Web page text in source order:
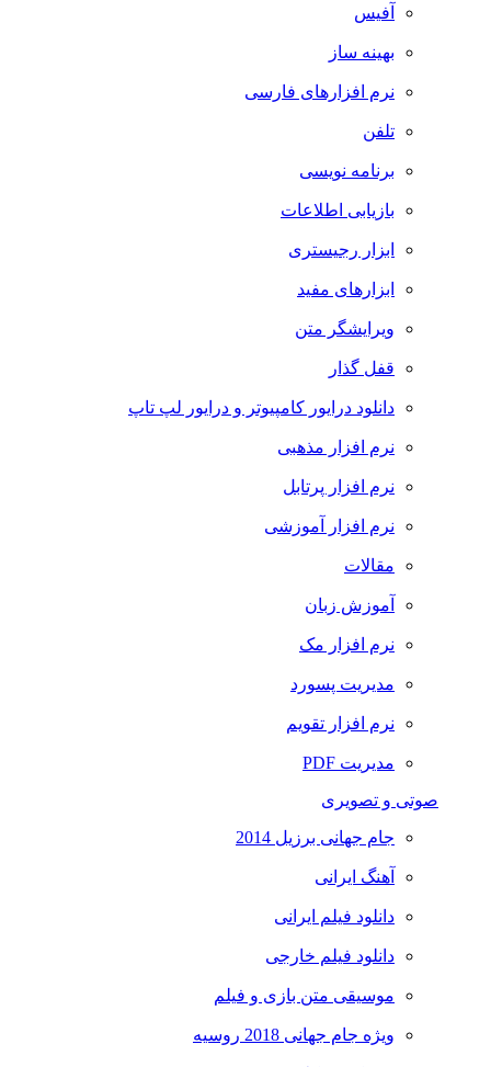
آفیس
بهینه ساز
نرم افزارهای فارسی
تلفن
برنامه نویسی
بازیابی اطلاعات
ابزار رجیستری
ابزارهای مفید
ویرایشگر متن
قفل گذار
دانلود درایور کامپیوتر و درایور لپ تاپ
نرم افزار مذهبی
نرم افزار پرتابل
نرم افزار آموزشی
مقالات
آموزش زبان
نرم افزار مک
مدیریت پسورد
نرم افزار تقویم
مدیریت PDF
صوتی و تصویری
جام جهانی برزیل 2014
آهنگ ایرانی
دانلود فیلم ایرانی
دانلود فیلم خارجی
موسیقی متن بازی و فیلم
ویژه جام جهانی 2018 روسیه